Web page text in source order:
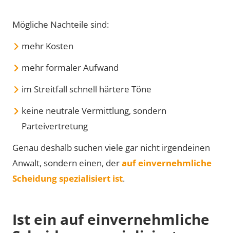
Mögliche Nachteile sind:
mehr Kosten
mehr formaler Aufwand
im Streitfall schnell härtere Töne
keine neutrale Vermittlung, sondern
Parteivertretung
Genau deshalb suchen viele gar nicht irgendeinen
Anwalt, sondern einen, derauf einvernehmliche
Scheidung spezialisiert ist.
Ist ein auf einvernehmliche